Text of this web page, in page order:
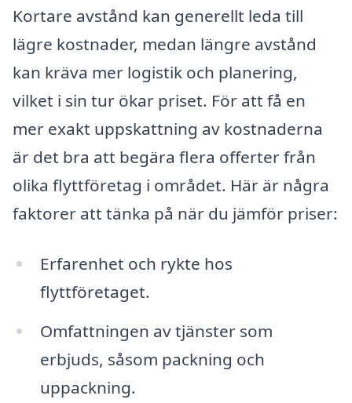
Kortare avstånd kan generellt leda till
lägre kostnader, medan längre avstånd
kan kräva mer logistik och planering,
vilket i sin tur ökar priset. För att få en
mer exakt uppskattning av kostnaderna
är det bra att begära flera offerter från
olika flyttföretag i området. Här är några
faktorer att tänka på när du jämför priser:
Erfarenhet och rykte hos
flyttföretaget.
Omfattningen av tjänster som
erbjuds, såsom packning och
uppackning.